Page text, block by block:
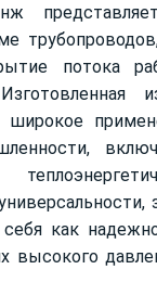
потока
широкое
себя как
высокого